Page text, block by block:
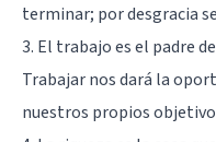
terminar; por desgracia
3. El trabajo es el padre
Trabajar nos dará la
nuestros propios